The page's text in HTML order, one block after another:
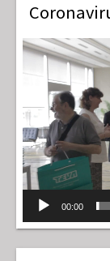
Video
Player
00:00